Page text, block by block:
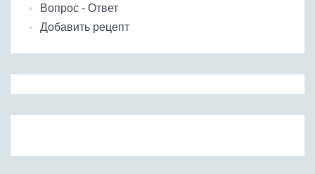
Вопрос - Ответ
Добавить рецепт